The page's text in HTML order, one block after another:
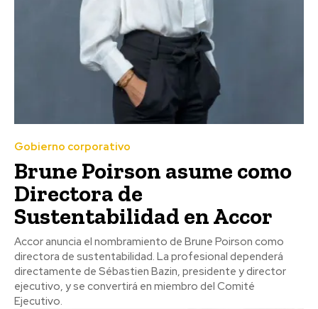
Gobierno corporativo
Brune Poirson asume como
Directora de
Sustentabilidad en Accor
Accor anuncia el nombramiento de Brune Poirson como
directora de sustentabilidad. La profesional dependerá
directamente de Sébastien Bazin, presidente y director
ejecutivo, y se convertirá en miembro del Comité
Ejecutivo.